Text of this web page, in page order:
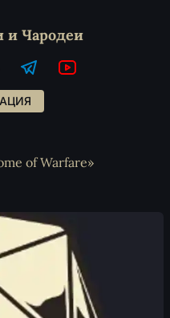
и Чародеи
of Warfare»